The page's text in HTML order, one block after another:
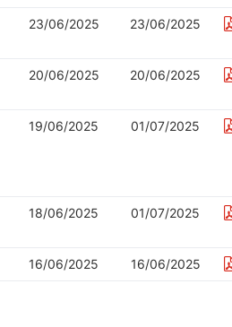
23/06/2025 23/06/2025
20/06/2025 20/06/2025
19/06/2025 01/07/2025
18/06/2025 01/07/2025
16/06/2025 16/06/2025